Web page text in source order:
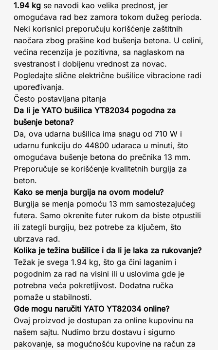
1.94 kg se navodi kao velika prednost, jer
omogućava rad bez zamora tokom dužeg perioda.
Neki korisnici preporučuju korišćenje zaštitnih
naočara zbog prašine kod bušenja betona. U celini,
većina recenzija je pozitivna, sa naglaskom na
svestranost i dobijenu vrednost za novac.
Pogledajte slične električne bušilice vibracione radi
upoređivanja.
Često postavljana pitanja
Da li je YATO bušilica YT82034 pogodna za
bušenje betona?
Da, ova udarna bušilica ima snagu od 710 W i
udarnu funkciju do 44800 udaraca u minuti, što
omogućava bušenje betona do prečnika 13 mm.
Preporučuje se korišćenje kvalitetnih burgija za
beton.
Kako se menja burgija na ovom modelu?
Burgija se menja pomoću 13 mm samostezajućeg
futera. Samo okrenite futer rukom da biste otpustili
ili zategli burgiju, bez potrebe za ključem, što
ubrzava rad.
Kolika je težina bušilice i da li je laka za rukovanje?
Težak je svega 1.94 kg, što ga čini laganim i
pogodnim za rad na visini ili u uslovima gde je
potrebna veća pokretljivost. Dodatna ručka
pomaže u stabilnosti.
Gde mogu naručiti YATO YT82034 online?
Ovaj proizvod je dostupan za online kupovinu na
našem sajtu. Nudimo brzu dostavu i sigurno
pakovanje, sa mogućnošću kupovine na račun za